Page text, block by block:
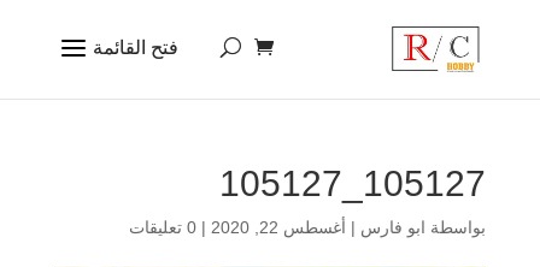
105127_105127
بواسطة ابو فارس | أغسطس 22, 2020 | 0 تعليقات